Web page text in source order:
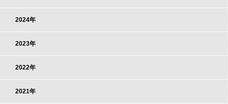
2024年
2023年
2022年
2021年